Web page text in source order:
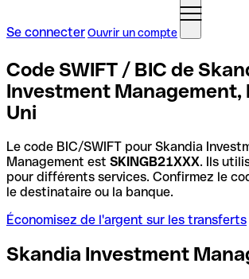
Se connecterOuvrir un compte
Code SWIFT / BIC de
Investment Management,
Uni
Le code BIC/SWIFT pour Skandia
Management est SKINGB21XXX. Ils
pour différents services. Confirmez le
le destinataire ou la banque.
Économisez de l'argent sur les transferts
Skandia Investment